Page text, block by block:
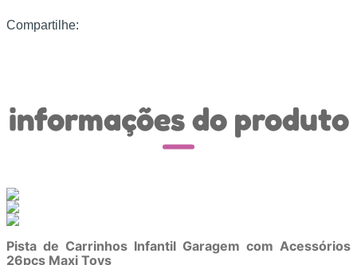
Compartilhe:
informações do produto
Pista de Carrinhos Infantil Garagem com Acessórios
26pçs Maxi Toys